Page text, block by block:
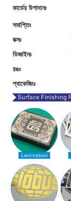
কার্ডের উপাদানঃ
সমাপ্তিঃ
বক্সঃ
ডিজাইনঃ
রঙঃ
প্যাকেজিংঃ